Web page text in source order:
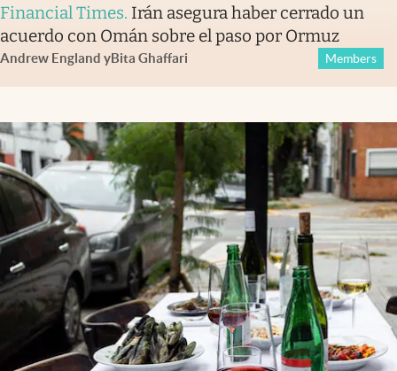
Financial Times. Irán asegura haber cerrado un
acuerdo con Omán sobre el paso por Ormuz
Andrew England yBita Ghaffari Members